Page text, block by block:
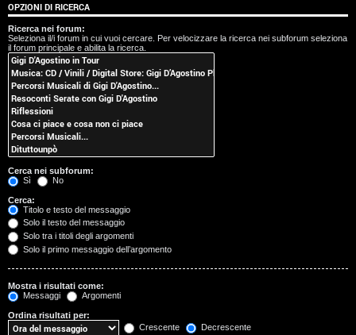
i
s
e
n
z
a
r
i
s
p
o
s
OPZIONI DI RICERCA
Ricerca nei forum:
Seleziona il/i forum in cui vuoi cercare. Per velocizzare la ricerca nei subforum seleziona
il forum principale e abilita la ricerca.
Cerca nei subforum:
Sì
No
Cerca:
Titolo e testo del messaggio
Solo il testo del messaggio
Solo tra i titoli degli argomenti
Solo il primo messaggio dell’argomento
Mostra i risultati come:
Messaggi
Argomenti
Ordina risultati per:
Crescente
Decrescente